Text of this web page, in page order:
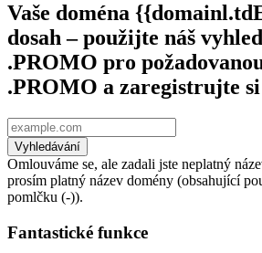
Vaše doména
dosah – použijte náš
.PROMO pro
.PROMO a zaregistrujte
Vyhledávání
Omlouváme se, ale zadali jste neplatný
prosím platný název domény (obsahující
pomlčku (-)).
Fantastické funkce